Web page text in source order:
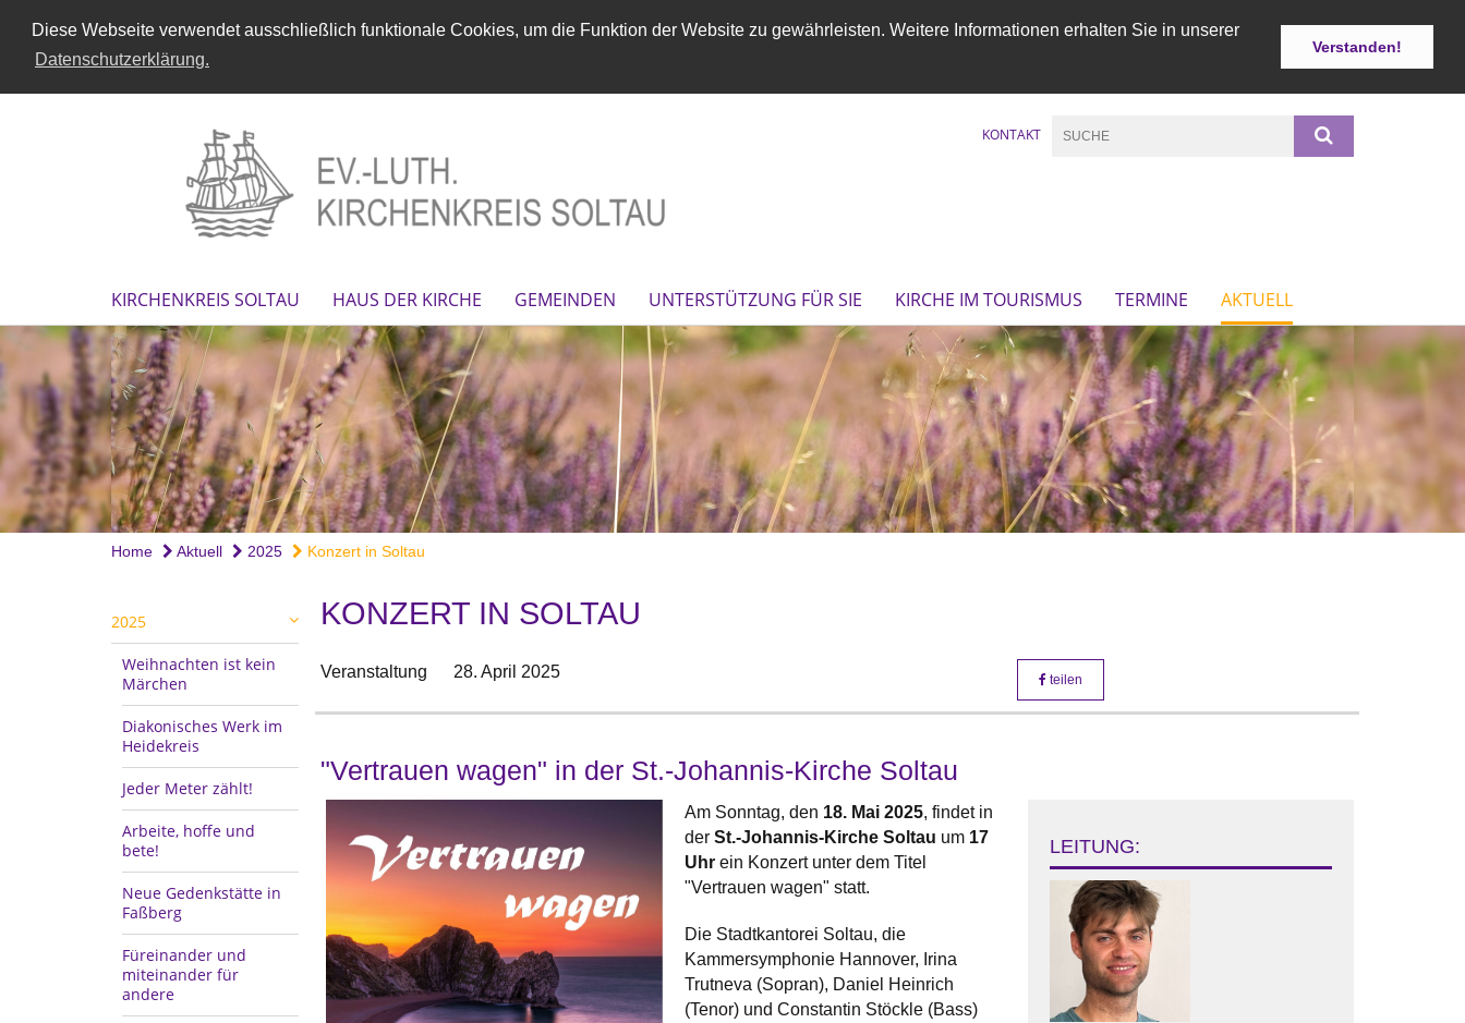
Diese Webseite verwendet ausschließlich funktionale Cookies, um die Funktion der Website zu gewährleisten. Weitere Informationen erhalten Sie in unserer
Datenschutzerklärung.
Verstanden!
KONTAKT
KIRCHENKREIS SOLTAU HAUS DER KIRCHE GEMEINDEN UNTERSTÜTZUNG FÜR SIE KIRCHE IM TOURISMUS TERMINE AKTUELL
Home Aktuell 2025 Konzert in Soltau
2025
Weihnachten ist kein
Märchen
Diakonisches Werk im
Heidekreis
Jeder Meter zählt!
Arbeite, hoffe und
bete!
Neue Gedenkstätte in
Faßberg
Füreinander und
miteinander für
andere
KONZERT IN SOLTAU
Veranstaltung 28. April 2025 teilen
"Vertrauen wagen" in der St.-Johannis-Kirche Soltau
Am Sonntag, den 18. Mai 2025, findet in
derSt.-Johannis-Kirche Soltau um 17
Uhr ein Konzert unter dem Titel
"Vertrauen wagen" statt.
Die Stadtkantorei Soltau, die
Kammersymphonie Hannover, Irina
Trutneva (Sopran), Daniel Heinrich
(Tenor) und Constantin Stöckle (Bass)
LEITUNG: